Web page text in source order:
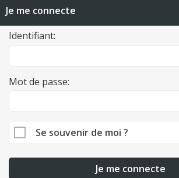
Je me connecte
Identifiant:
Mot de passe:
Se souvenir de moi ?
Je me connecte